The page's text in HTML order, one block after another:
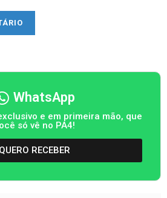
WhatsApp
e em primeira mão, que
só vê no PA4!
QUERO RECEBER